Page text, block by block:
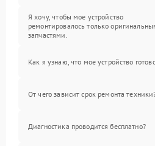
Я хочу, чтобы мое устройство
ремонтировалось только
запчастями.
Как я узнаю, что мое устройство
От чего зависит срок ремонта
Диагностика проводится бесплатно?